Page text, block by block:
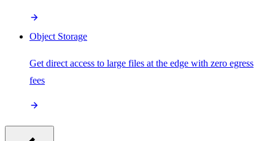
Object Storage
Get direct access to large files at the edge with zero egress
fees